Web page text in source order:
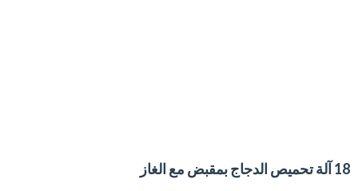
18 آلة تحميص الدجاج بمقبض مع الغاز